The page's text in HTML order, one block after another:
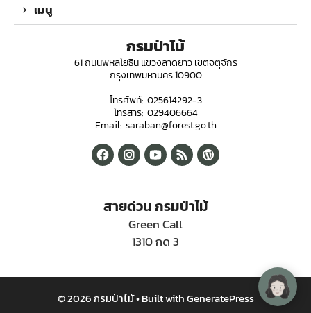
เมนู
กรมป่าไม้
61 ถนนพหลโยธิน แขวงลาดยาว เขตจตุจักร
กรุงเทพมหานคร 10900
โทรศัพท์: 025614292-3
โทรสาร: 029406664
Email: saraban@forest.go.th
สายด่วน กรมป่าไม้
Green Call
1310 กด 3
© 2026 กรมป่าไม้• Built withGeneratePress